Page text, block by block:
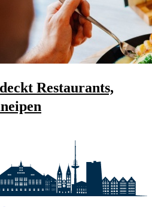
Restaurants,